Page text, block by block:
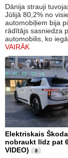
Dānija strauji
Jūlijā 80,2% no
automobiļiem bija
rādītājs sasniedza
automobilis, ko
VAIRĀK
Elektriskais
nobraukt līdz pat
VIDEO)
8